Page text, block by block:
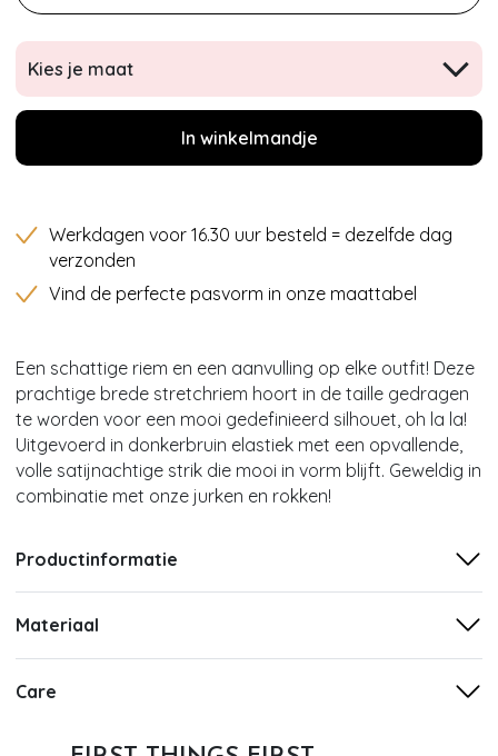
Kies je maat
In winkelmandje
Werkdagen voor 16.30 uur besteld = dezelfde dag
verzonden
Vind de perfecte pasvorm in onze maattabel
Een schattige riem en een aanvulling op elke outfit! Deze
prachtige brede stretchriem hoort in de taille gedragen
te worden voor een mooi gedefinieerd silhouet, oh la la!
Uitgevoerd in donkerbruin elastiek met een opvallende,
volle satijnachtige strik die mooi in vorm blijft. Geweldig in
combinatie met onze jurken en rokken!
Productinformatie
Materiaal
Care